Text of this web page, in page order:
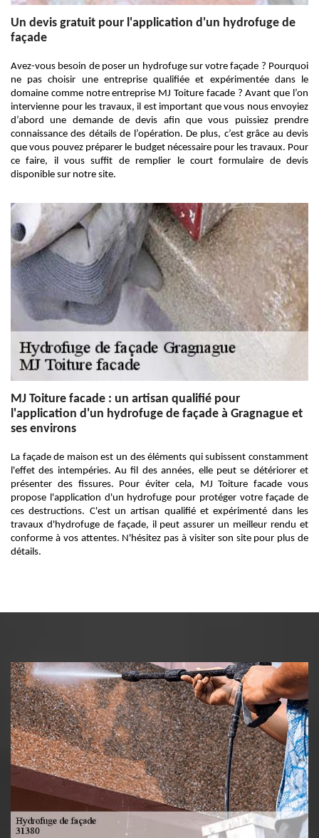
Un devis gratuit pour l'application d'un hydrofuge de
façade
Avez-vous besoin de poser un hydrofuge sur votre façade ? Pourquoi
ne pas choisir une entreprise qualifiée et expérimentée dans le
domaine comme notre entreprise MJ Toiture facade ? Avant que l’on
intervienne pour les travaux, il est important que vous nous envoyiez
d’abord une demande de devis afin que vous puissiez prendre
connaissance des détails de l’opération. De plus, c’est grâce au devis
que vous pouvez préparer le budget nécessaire pour les travaux. Pour
ce faire, il vous suffit de remplier le court formulaire de devis
disponible sur notre site.
MJ Toiture facade : un artisan qualifié pour
l'application d'un hydrofuge de façade à Gragnague et
ses environs
La façade de maison est un des éléments qui subissent constamment
l'effet des intempéries. Au fil des années, elle peut se détériorer et
présenter des fissures. Pour éviter cela, MJ Toiture facade vous
propose l'application d'un hydrofuge pour protéger votre façade de
ces destructions. C'est un artisan qualifié et expérimenté dans les
travaux d'hydrofuge de façade, il peut assurer un meilleur rendu et
conforme à vos attentes. N'hésitez pas à visiter son site pour plus de
détails.